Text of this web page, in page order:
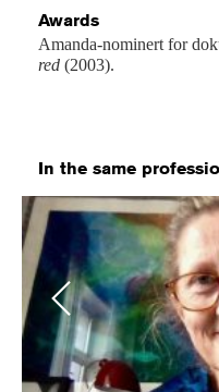
Awards
Amanda-nominert for
red (2003).
In the same
Previous